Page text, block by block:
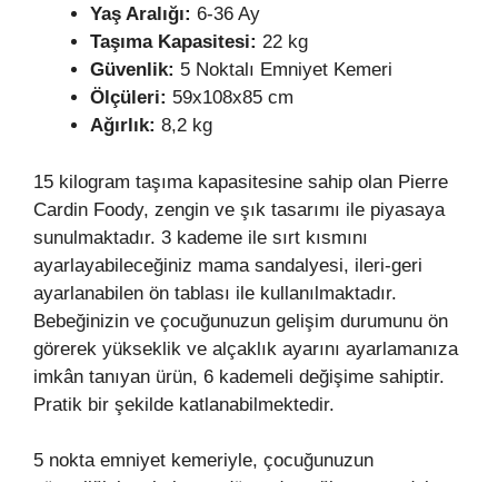
Yaş Aralığı: 6-36 Ay
Taşıma Kapasitesi: 22 kg
Güvenlik: 5 Noktalı Emniyet Kemeri
Ölçüleri: 59x108x85 cm
Ağırlık: 8,2 kg
15 kilogram taşıma kapasitesine sahip olan Pierre
Cardin Foody, zengin ve şık tasarımı ile piyasaya
sunulmaktadır. 3 kademe ile sırt kısmını
ayarlayabileceğiniz mama sandalyesi, ileri-geri
ayarlanabilen ön tablası ile kullanılmaktadır.
Bebeğinizin ve çocuğunuzun gelişim durumunu ön
görerek yükseklik ve alçaklık ayarını ayarlamanıza
imkân tanıyan ürün, 6 kademeli değişime sahiptir.
Pratik bir şekilde katlanabilmektedir.
5 nokta emniyet kemeriyle, çocuğunuzun